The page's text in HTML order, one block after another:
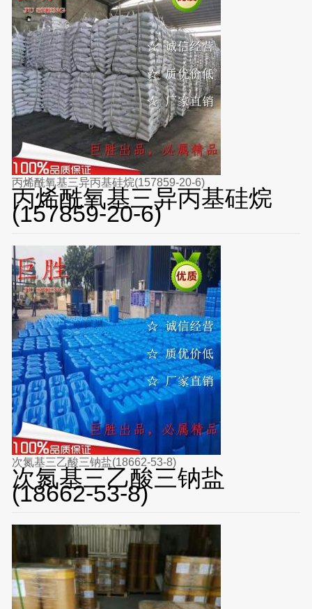
丙烯酰氧基三异丙基硅烷(157859-20-6)
丙烯酰氧基三异丙基硅烷
(157859-20-6)
次氮基三乙酸三钠盐(18662-53-8)
次氮基三乙酸三钠盐
(18662-53-8)